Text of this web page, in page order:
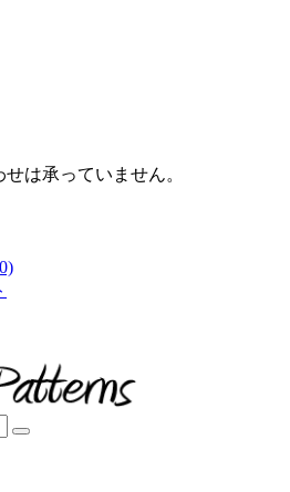
は承っていません。